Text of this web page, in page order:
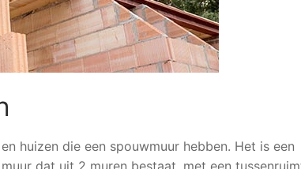
huizen die een spouwmuur hebben. Het is een